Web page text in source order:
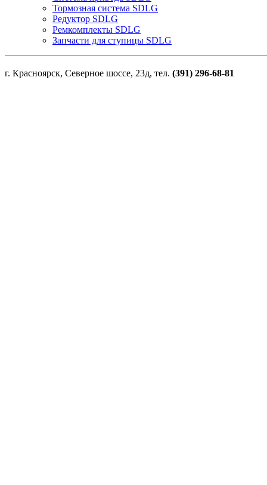
Тормозная система SDLG
Редуктор SDLG
Ремкомплекты SDLG
Запчасти для ступицы SDLG
г. Красноярск, Северное шоссе, 23д, тел. (391) 296-68-81